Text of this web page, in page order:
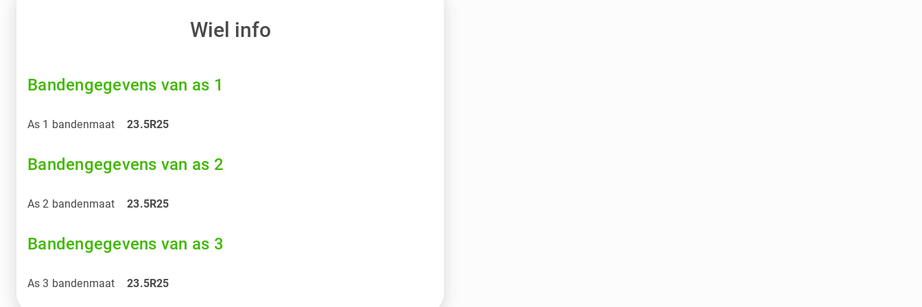
Wiel info
Bandengegevens van as 1
As 1 bandenmaat 23.5R25
Bandengegevens van as 2
As 2 bandenmaat 23.5R25
Bandengegevens van as 3
As 3 bandenmaat 23.5R25